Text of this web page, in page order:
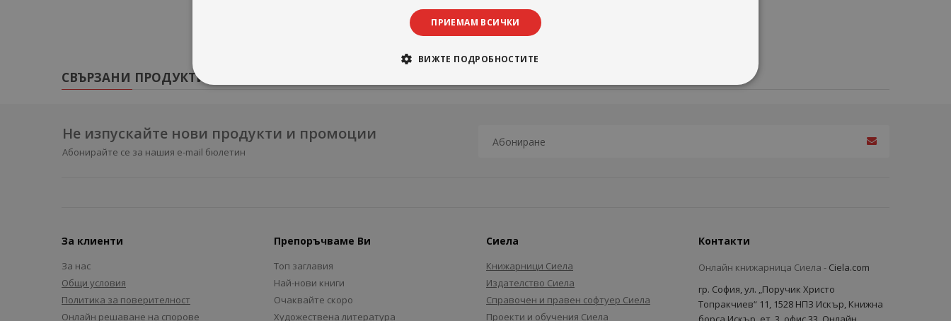
СВЪРЗАНИ ПРОДУКТИ
Не изпускайте нови продукти и промоции
Абонирайте се за нашия e-mail бюлетин
За клиенти
За нас
Общи условия
Политика за поверителност
Онлайн решаване на спорове
Препоръчваме Ви
Топ заглавия
Най-нови книги
Очаквайте скоро
Художествена литература
Сиела
Книжарници Сиела
Издателство Сиела
Справочен и правен софтуер Сиела
Проекти и обучения Сиела
Контакти
Онлайн книжарница Сиела - Ciela.com
гр. София, ул. „Поручик Христо
Топракчиев“ 11, 1528 НПЗ Искър, Книжна
ПРИЕМАМ ВСИЧКИ
ВИЖТЕ ПОДРОБНОСТИТЕ